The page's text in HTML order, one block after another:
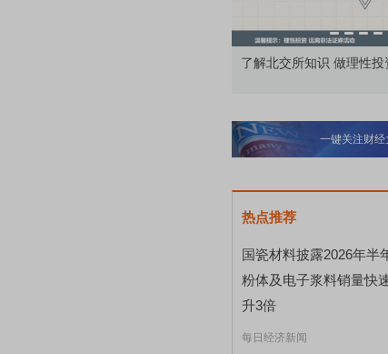
了解北交所知识 做理性投
一键关注财经
热点推荐
国瓷材料披露2026年半
粉体及电子浆料销量快
升3倍
每日经济新闻